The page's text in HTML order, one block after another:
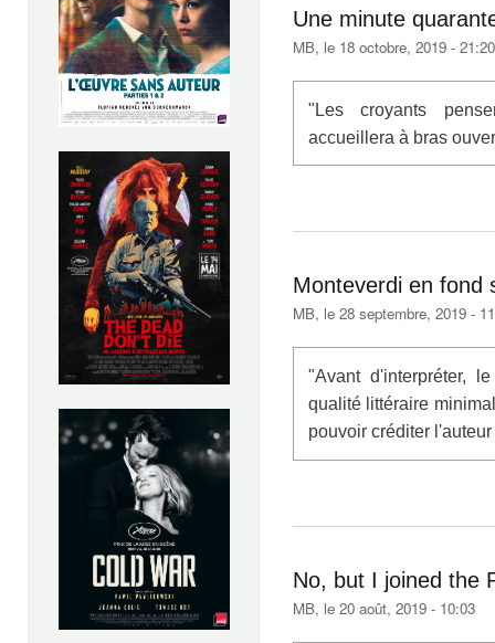
Une minute
MB, le 18 octobre, 2019 - 21:20
"Les croyants
accueillera à bras
Monteverdi en fond
MB, le 28 septembre, 2019 -
"Avant d'interpréter,
qualité littéraire
pouvoir créditer
No, but I joined the
MB, le 20 août, 2019 - 10:03